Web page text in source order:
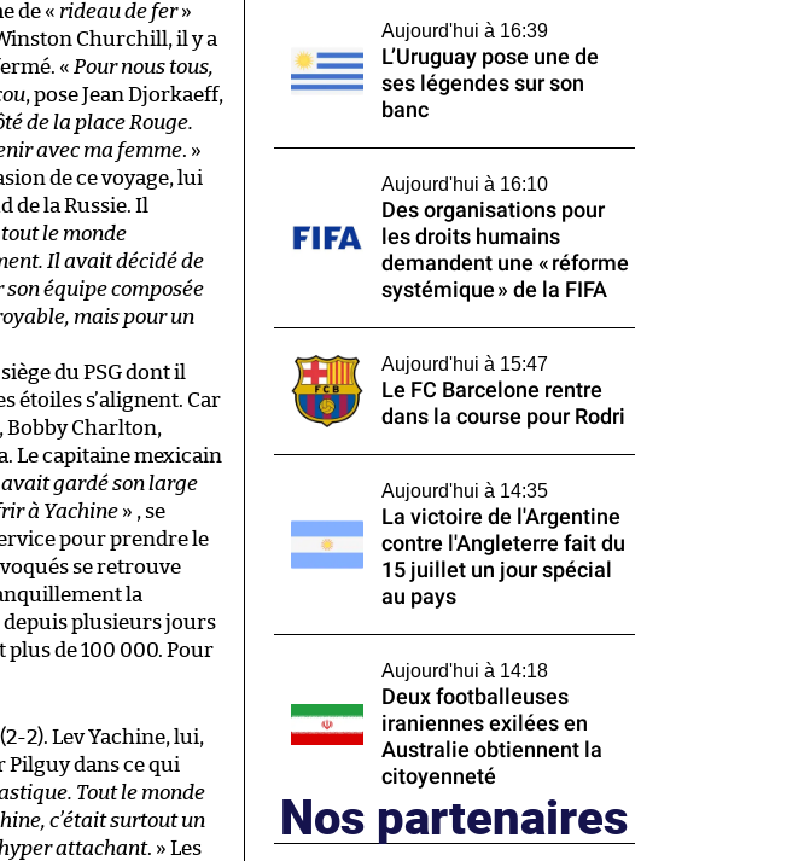
de « rideau de fer»
Churchill, il y a
« Pour nous tous,
, pose Jean Djorkaeff,
de la place Rouge.
avec ma femme. »
de ce voyage, lui
de la Russie. Il
le monde
Il avait décidé de
équipe composée
mais pour un
du PSG dont il
étoiles s’alignent. Car
Bobby Charlton,
Le capitaine mexicain
gardé son large
à Yachine » , se
pour prendre le
se retrouve
la
depuis plusieurs jours
de 100 000. Pour
2). Lev Yachine, lui,
dans ce qui
Tout le monde
c’était surtout un
attachant. » Les
Aujourd'hui à 16:39
L’Uruguay pose une de
ses légendes sur son
banc
Aujourd'hui à 16:10
Des organisations pour
les droits humains
demandent une « réforme
systémique » de la FIFA
Aujourd'hui à 15:47
Le FC Barcelone rentre
dans la course pour Rodri
Aujourd'hui à 14:35
La victoire de l'Argentine
contre l'Angleterre fait du
15 juillet un jour spécial
au pays
Aujourd'hui à 14:18
Deux footballeuses
iraniennes exilées en
Australie obtiennent la
citoyenneté
Nos partenaires